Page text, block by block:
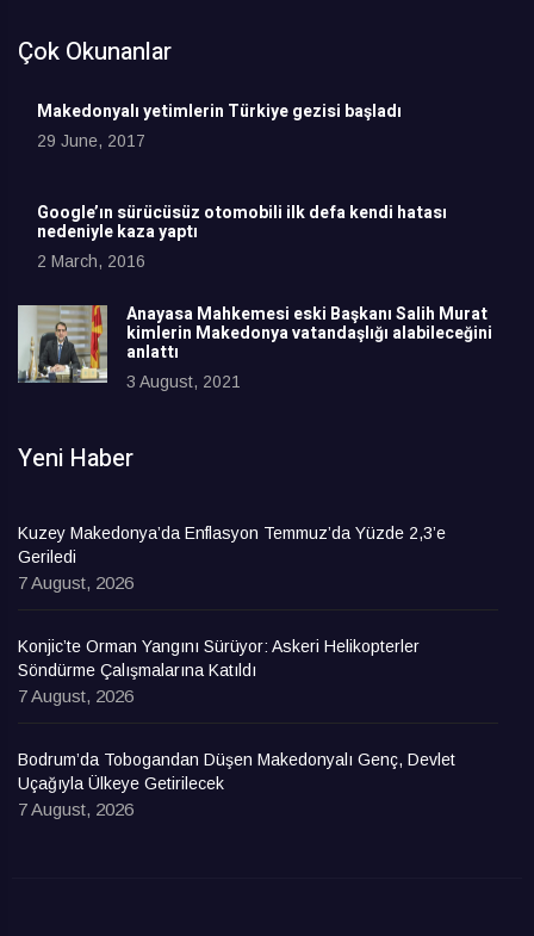
Çok Okunanlar
Makedonyalı yetimlerin Türkiye gezisi başladı
29 June, 2017
Google’ın sürücüsüz otomobili ilk defa kendi hatası
nedeniyle kaza yaptı
2 March, 2016
Anayasa Mahkemesi eski Başkanı Salih Murat
kimlerin Makedonya vatandaşlığı alabileceğini
anlattı
3 August, 2021
Yeni Haber
Kuzey Makedonya’da Enflasyon Temmuz’da Yüzde 2,3’e
Geriledi
7 August, 2026
Konjic’te Orman Yangını Sürüyor: Askeri Helikopterler
Söndürme Çalışmalarına Katıldı
7 August, 2026
Bodrum’da Tobogandan Düşen Makedonyalı Genç, Devlet
Uçağıyla Ülkeye Getirilecek
7 August, 2026